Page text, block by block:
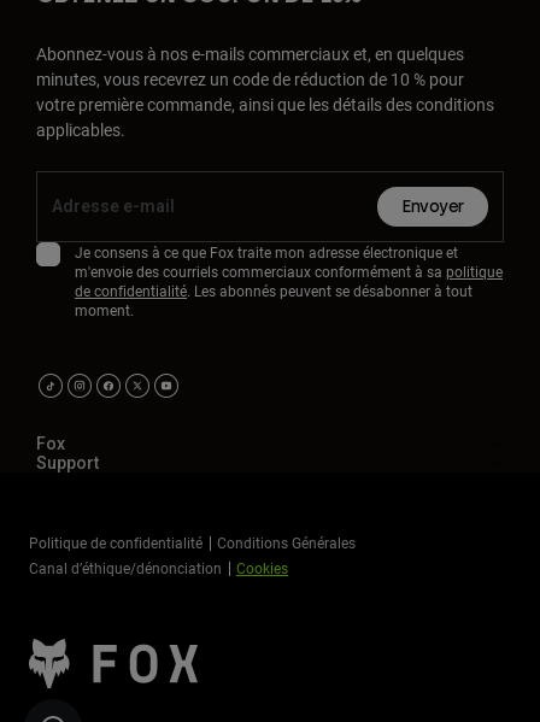
Abonnez-vous à nos e-mails commerciaux et, en quelques
minutes, vous recevrez un code de réduction de 10 % pour
votre première commande, ainsi que les détails des conditions
applicables.
Envoyer
Je consens à ce que Fox traite mon adresse électronique et
m'envoie des courriels commerciaux conformément à sa politique
de confidentialité. Les abonnés peuvent se désabonner à tout
moment.
Fox
Support
Politique de confidentialité
Conditions Générales
Canal d’éthique/dénonciation
Cookies